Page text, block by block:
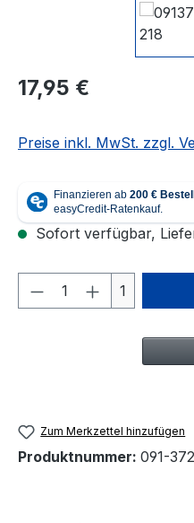
Regulärer Preis:
17,95 €
Preise inkl. MwSt. zzgl.
Sofort verfügbar,
Produkt Anzahl:
1
Zum Merkzettel hinzufügen
Produktnummer: 091-